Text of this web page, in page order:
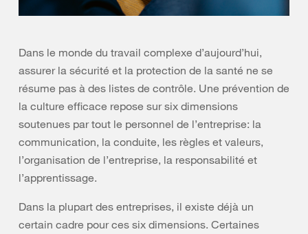
Dans le monde du travail complexe d’aujourd’hui,
assurer la sécurité et la protection de la santé ne se
résume pas à des listes de contrôle. Une prévention de
la culture efficace repose sur six dimensions
soutenues par tout le personnel de l’entreprise: la
communication, la conduite, les règles et valeurs,
l’organisation de l’entreprise, la responsabilité et
l’apprentissage.
Dans la plupart des entreprises, il existe déjà un
certain cadre pour ces six dimensions. Certaines